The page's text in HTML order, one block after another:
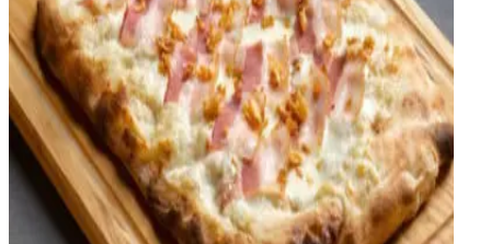
Банкетные блюда
Напитки
Десерты